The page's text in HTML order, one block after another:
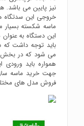
نیز پایین می باشد.
ماسه شکسته بسیار
این دستگاه به
باید توجه داشت که
می شود که در بخش
جهت خرید ماسه ساز
فروش مدل های